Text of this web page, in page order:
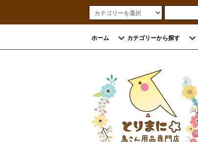
ホーム カテゴリーから探す